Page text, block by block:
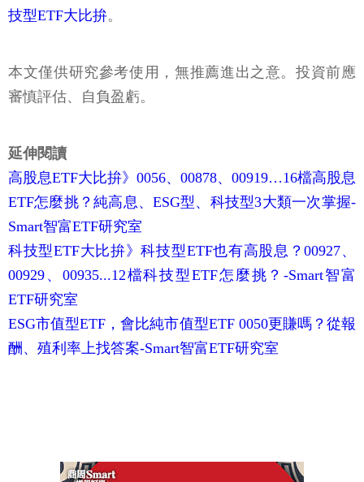
技型ETF大比拚。
本文僅供研究參考使用，無推薦進出之意。投資前應
審慎評估、自負盈虧。
延伸閱讀
高股息ETF大比拚》0056、00878、00919…16檔高股息
ETF怎麼挑？純高息、ESG型、科技型3大類一次掌握-
Smart智富ETF研究室
科技型ETF大比拚》科技型ETF也有高股息？00927、
00929、00935...12檔科技型ETF怎麼挑？-Smart智富
ETF研究室
ESG市值型ETF，會比純市值型ETF 0050更賺嗎？從報
酬、殖利率上找答案-Smart智富ETF研究室